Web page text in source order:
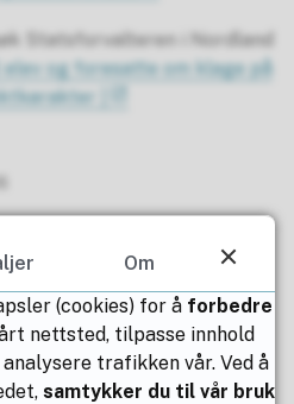
Statsforvalteren i Nordland
og foresatte om klage på
|
du lette etter?
Om
(cookies) for å forbedre
nettsted, tilpasse innhold
trafikken vår. Ved å
samtykker du til vår bruk